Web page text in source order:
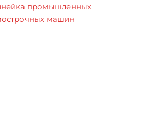
промышленных
машин